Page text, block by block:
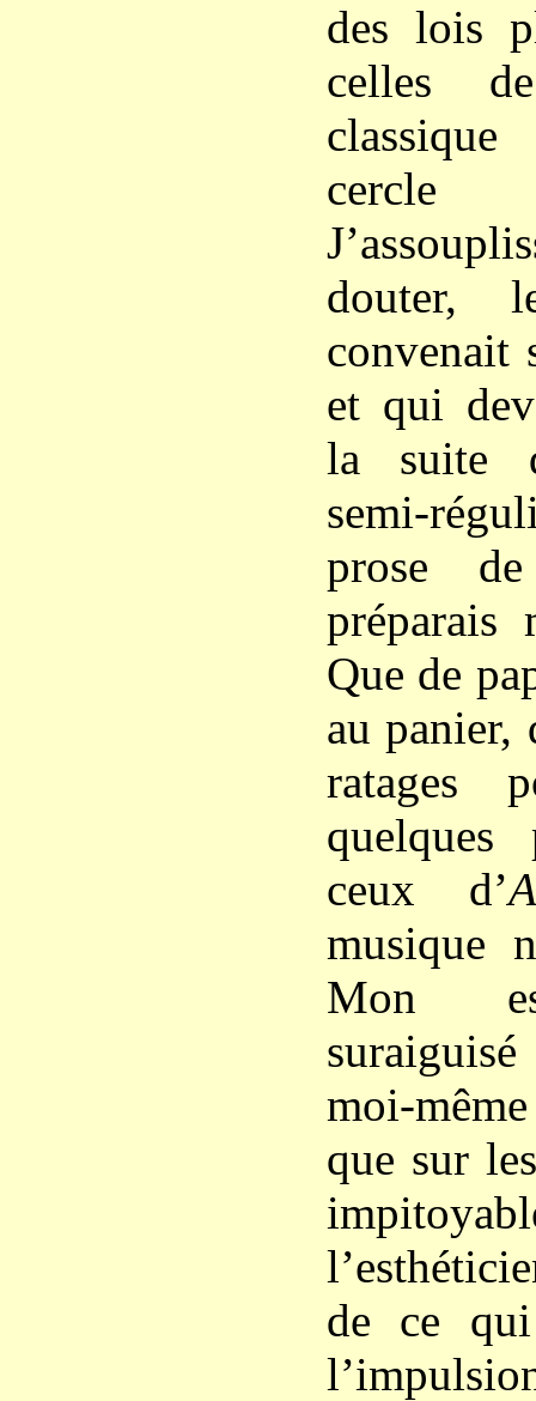
des lois
celles
douter,
convenait
et qui
la suite
semi-
prose
préparais
Que de
au panier,
ratages
quelques
ceux d’
musique
Mon
moi-
que sur
de ce